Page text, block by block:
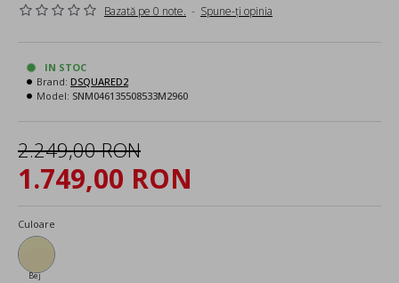
Bazată pe 0 note. - Spune-ţi opinia
1.749,00 RON
2.249,00 RON
IN STOC
Brand: DSQUARED2
Model: SNM046135508533M2960
Culoare
Bej